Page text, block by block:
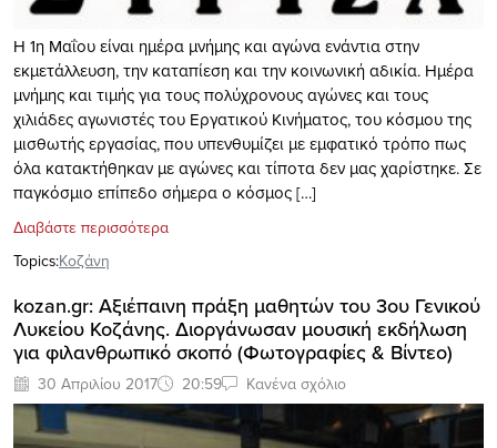
Η 1η Μαΐου είναι ημέρα μνήμης και αγώνα ενάντια στην
εκμετάλλευση, την καταπίεση και την κοινωνική αδικία. Ημέρα
μνήμης και τιμής για τους πολύχρονους αγώνες και τους
χιλιάδες αγωνιστές του Εργατικού Κινήματος, του κόσμου της
μισθωτής εργασίας, που υπενθυμίζει με εμφατικό τρόπο πως
όλα κατακτήθηκαν με αγώνες και τίποτα δεν μας χαρίστηκε. Σε
παγκόσμιο επίπεδο σήμερα ο κόσμος […]
Διαβάστε περισσότερα
Topics:Κοζάνη
kozan.gr: Αξιέπαινη πράξη μαθητών του 3ου Γενικού
Λυκείου Κοζάνης. Διοργάνωσαν μουσική εκδήλωση
για φιλανθρωπικό σκοπό (Φωτογραφίες & Βίντεο)
30 Απριλίου 2017 20:59 Κανένα σχόλιο